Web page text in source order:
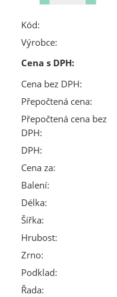
Kód:
Výrobce:
Cena s DPH:
Cena bez DPH:
Přepočtená cena:
Přepočtená cena bez
DPH:
DPH:
Cena za:
Balení:
Délka:
Šířka:
Hrubost:
Zrno:
Podklad:
Řada: